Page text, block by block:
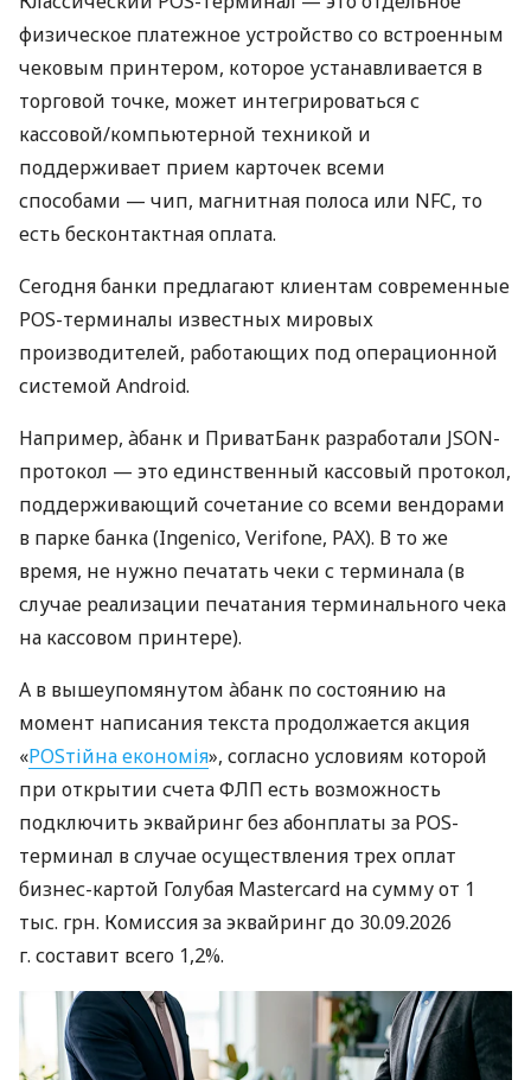
физическое платежное устройство со встроенным
чековым принтером, которое устанавливается в
торговой точке, может интегрироваться с
кассовой/компьютерной техникой и
поддерживает прием карточек всеми
способами — чип, магнитная полоса или NFC, то
есть бесконтактная оплата.
Сегодня банки предлагают клиентам современные
POS-терминалы известных мировых
производителей, работающих под операционной
системой Android.
Например, àбанк и ПриватБанк разработали JSON-
протокол — это единственный кассовый протокол,
поддерживающий сочетание со всеми вендорами
в парке банка (Ingenico, Verifone, PAX). В то же
время, не нужно печатать чеки с терминала (в
случае реализации печатания терминального чека
на кассовом принтере).
А в вышеупомянутом àбанк по состоянию на
момент написания текста продолжается акция
«POSтійна економія», согласно условиям которой
при открытии счета ФЛП есть возможность
подключить эквайринг без абонплаты за POS-
терминал в случае осуществления трех оплат
бизнес-картой Голубая Mastercard на сумму от 1
тыс. грн. Комиссия за эквайринг до 30.09.2026
г. составит всего 1,2%.